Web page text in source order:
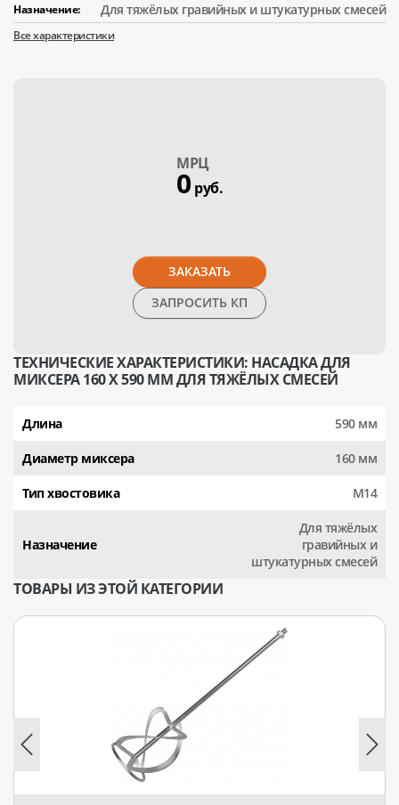
Назначение: Для тяжёлых гравийных и штукатурных смесей
Все характеристики
МPЦ
0 руб.
ЗАКАЗАТЬ
ЗАПРОСИТЬ КП
ТЕХНИЧЕСКИЕ ХАРАКТЕРИСТИКИ: НАСАДКА ДЛЯ
МИКСЕРА 160 Х 590 ММ ДЛЯ ТЯЖЁЛЫХ СМЕСЕЙ
Длина 590 мм
Диаметр миксера 160 мм
Тип хвостовика М14
Назначение
Для тяжёлых
гравийных и
штукатурных смесей
ТОВАРЫ ИЗ ЭТОЙ КАТЕГОРИИ